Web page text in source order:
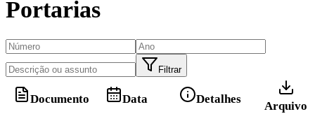
Portarias
Filtrar
Documento Data Detalhes
Arquivo